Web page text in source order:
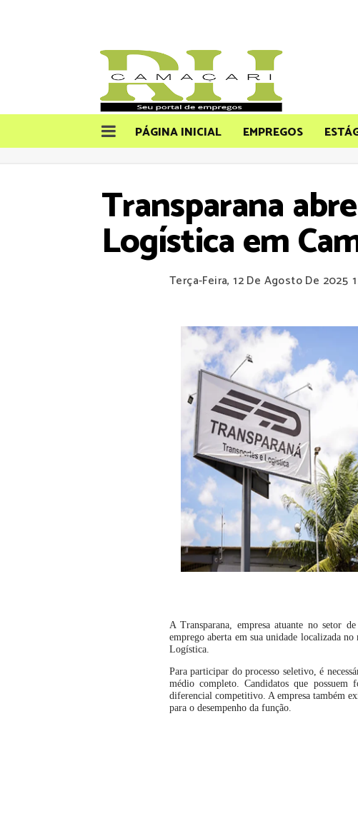
PÁGINA INICIAL EMPREGOS
Transparana
Logística em
Terça-Feira, 12 De Agosto De 2025
A Transparana, empresa atuante no setor
emprego aberta em sua unidade localizada
Logística.
Para participar do processo seletivo, é
médio completo. Candidatos que
diferencial competitivo. A empresa também
para o desempenho da função.